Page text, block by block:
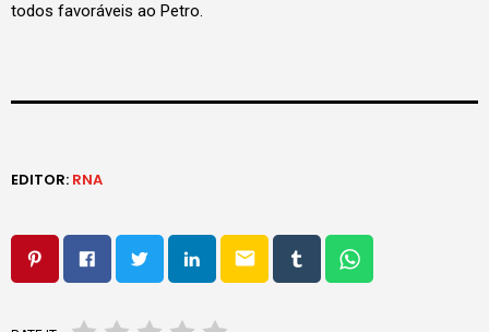
todos favoráveis ao Petro.
EDITOR: RNA
email